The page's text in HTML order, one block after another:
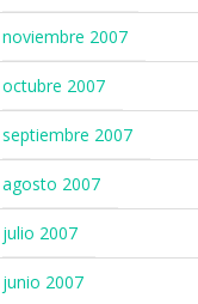
noviembre 2007
octubre 2007
septiembre 2007
agosto 2007
julio 2007
junio 2007